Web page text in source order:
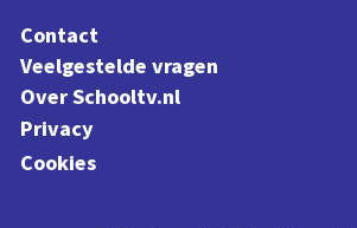
Contact
Veelgestelde vragen
Over Schooltv.nl
Privacy
Cookies